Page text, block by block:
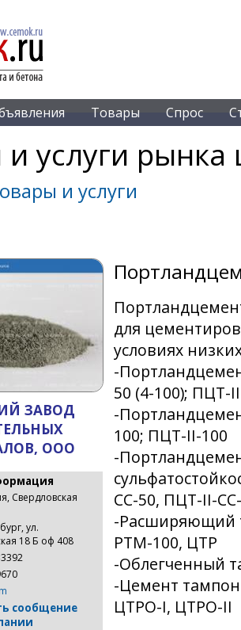
Товары Спрос
услуги рынка
и услуги
ЗАВОД
ООО
, Свердловская
ул.
18 Б оф 408
сообщение
для
условиях
-
50 (4-100); ПЦТ-
-
100; ПЦТ-II-100
-
СС-50, ПЦТ-II-
-Расширяющий
РТМ-100, ЦТР
-Облегченный
-Цемент
ЦТРО-I, ЦТРО-II